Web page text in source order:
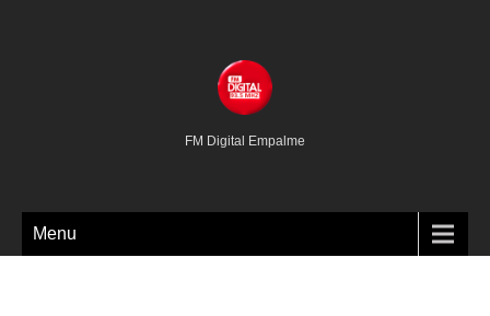
FM Digital Empalme
Menu